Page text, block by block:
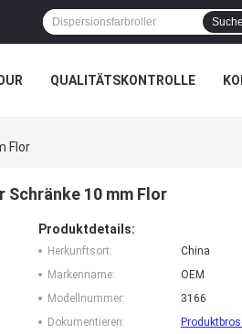
Suche
QUALITÄTSKONTROLLE
Flor
10 mm Flor
Produktdetails:
Herkunftsort:
China
Markenname:
OEM
Modellnummer:
3166
Dokumentieren: